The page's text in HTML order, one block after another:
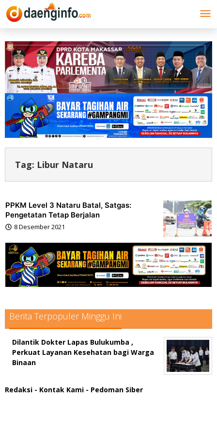
Lewati
ke
Tag: Libur Nataru
PPKM Level 3 Nataru Batal, Satgas:
Pengetatan Tetap Berjalan
8 Desember 2021
Berita Terpopuler Minggu Ini
Dilantik Dokter Lapas Bulukumba ,
Perkuat Layanan Kesehatan bagi Warga
Binaan
Redaksi - Kontak Kami - Pedoman Siber